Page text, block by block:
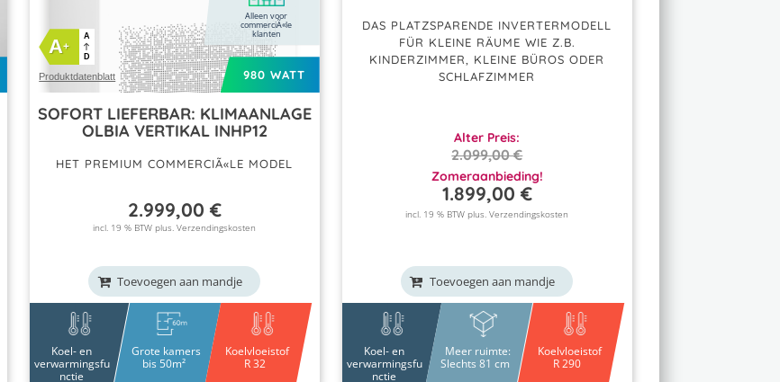
Alleen voor
commerciÃ«le
klanten
980 WATT
A+
A
D
Produktdatenblatt
SOFORT LIEFERBAR: KLIMAANLAGE
OLBIA VERTIKAL INHP12
HET PREMIUM COMMERCIÃ«LE MODEL
2.999,00 €
incl. 19 % BTW plus.Verzendingskosten
Toevoegen aan mandje
Koel- en
verwarmingsfu
nctie
Grote kamers
bis 50m²
Koelvloeistof
R 32
DAS PLATZSPARENDE INVERTERMODELL
FÜR KLEINE RÄUME WIE Z.B.
KINDERZIMMER, KLEINE BÜROS ODER
SCHLAFZIMMER
Alter Preis:
2.099,00€
OORSPRONKELIJKE
PRIJS
WAS:
Zomeraanbieding!
1.899,00 €HUIDIGE
PRIJS
incl. 19 % BTW plus.Verzendingskosten
Toevoegen aan mandje
Koel- en
verwarmingsfu
nctie
Meer ruimte:
Slechts 81 cm
Koelvloeistof
R 290